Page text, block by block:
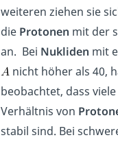
weiteren ziehen sie
die Protonen mit der
an. Bei Nukliden mit
nicht höher als 40,
beobachtet, dass
Verhältnis von
stabil sind. Bei